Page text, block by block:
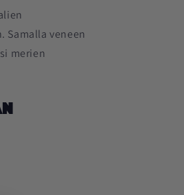
veneen
merien